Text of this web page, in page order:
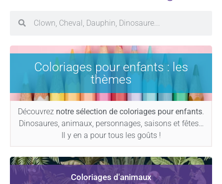
Coloriages pour enfants : les
thèmes
Découvrez notre sélection de coloriages pour enfants.
Dinosaures, animaux, personnages, saisons et fêtes…
Il y en a pour tous les goûts !
Coloriages d'animaux